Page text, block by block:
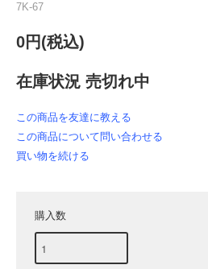
7K-67
0円(税込)
在庫状況 売切れ中
この商品を友達に教える
この商品について問い合わせる
買い物を続ける
購入数